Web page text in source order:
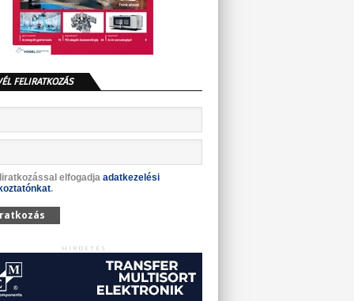
FELIRATKOZÁS
elfogadja adatkezelési
.
HIRDETÉS